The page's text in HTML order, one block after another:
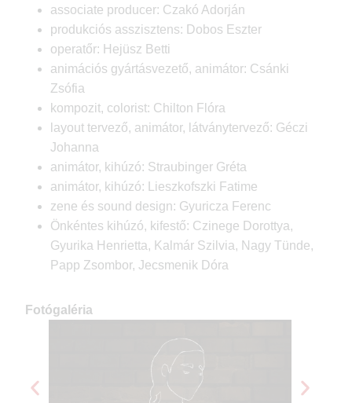
associate producer: Czakó Adorján
produkciós asszisztens: Dobos Eszter
operatőr: Hejüsz Betti
animációs gyártásvezető, animátor: Csánki
Zsófia
kompozit, colorist: Chilton Flóra
layout tervező, animátor, látványtervező: Géczi
Johanna
animátor, kihúzó: Straubinger Gréta
animátor, kihúzó: Lieszkofszki Fatime
zene és sound design: Gyuricza Ferenc
Önkéntes kihúzó, kifestő: Czinege Dorottya,
Gyurika Henrietta, Kalmár Szilvia, Nagy Tünde,
Papp Zsombor, Jecsmenik Dóra
Fotógaléria